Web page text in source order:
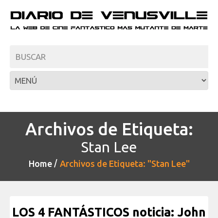
Archivos de Etiqueta:
Stan Lee
Home Archivos de Etiqueta: "Stan Lee"
LOS 4 FANTÁSTICOS noticia: John